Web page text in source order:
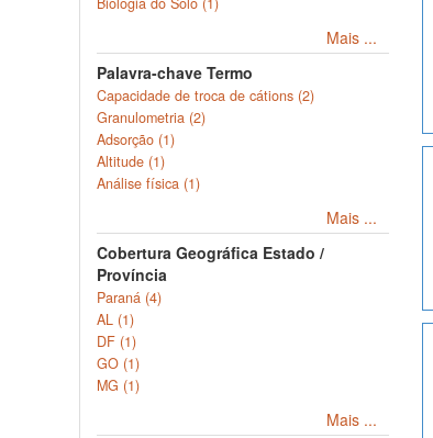
Mais ...
Palavra-chave Termo
Capacidade de troca de cátions (2)
Granulometria (2)
Adsorção (1)
Altitude (1)
Análise física (1)
Mais ...
Cobertura Geográfica Estado /
Província
Paraná (4)
AL (1)
DF (1)
GO (1)
MG (1)
Mais ...